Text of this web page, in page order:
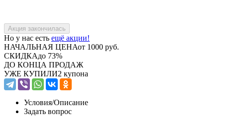
Но у нас есть ещё акции!
НАЧАЛЬНАЯ ЦЕНАот 1000 руб.
СКИДКАдо 73%
ДО КОНЦА ПРОДАЖ
УЖЕ КУПИЛИ2 купона
Условия/Описание
Задать вопрос